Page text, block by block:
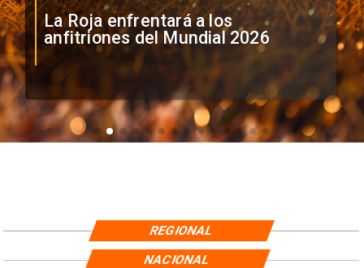
La Roja enfrentará a los
anfitriones del Mundial 2026
REGIONAL
NACIONAL